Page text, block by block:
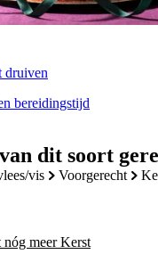
dit soort
vis voorgerecht
nóg meer Kerst
druiven
bereidingstijd